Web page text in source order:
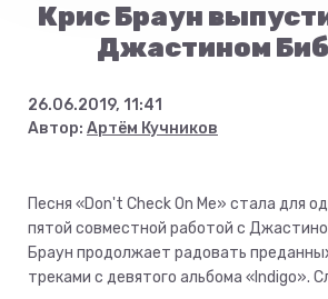
Крис Браун
Джастином
26.06.2019, 11:41
Автор: Артём Кучников
Песня «Don't Check On Me» стала для
пятой совместной работой с
Браун продолжает радовать
треками с девятого альбома «Indigo».